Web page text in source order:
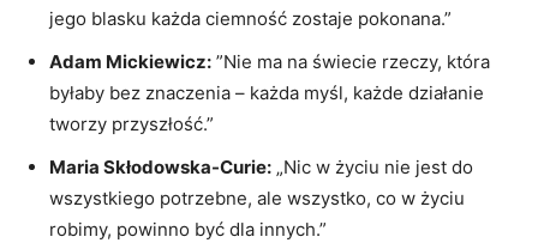
jego blasku ‍każda ciemność zostaje‍ pokonana.”
Adam Mickiewicz: ‍”Nie ma na świecie⁤ rzeczy,‍ która
byłaby bez znaczenia – każda ⁣myśl, każde działanie
tworzy⁢ przyszłość.”
Maria Skłodowska-Curie: „Nic w‍ życiu nie jest do
wszystkiego potrzebne,⁤ ale wszystko, co w życiu
robimy, powinno być dla innych.”